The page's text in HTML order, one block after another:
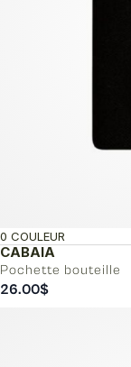
CABAIA
Pochette bouteille
0 COULEUR
26.00$